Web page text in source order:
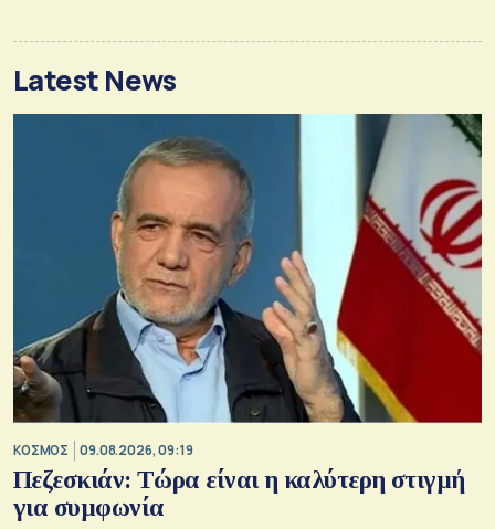
Latest News
ΚΟΣΜΟΣ 09.08.2026, 09:19
Πεζεσκιάν: Τώρα είναι η καλύτερη στιγμή
για συμφωνία